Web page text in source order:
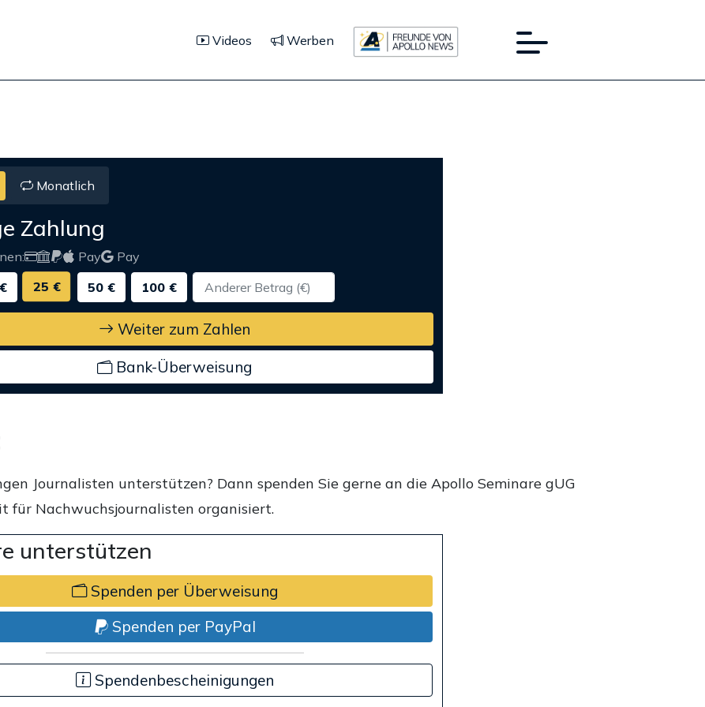
Videos Werben
Monatlich
Zahlung
Pay
Pay
25 € 50 € 100 €
Weiter zum Zahlen
Bank-Überweisung
Journalisten unterstützen? Dann spenden Sie gerne an die Apollo Seminare gUG
für Nachwuchsjournalisten organisiert.
unterstützen
Spenden per Überweisung
Spenden per PayPal
Spendenbescheinigungen